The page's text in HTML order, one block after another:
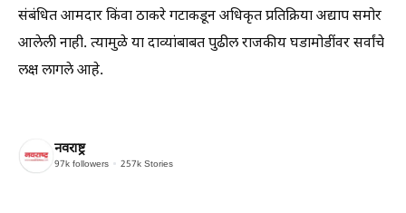
संबंधित आमदार किंवा ठाकरे गटाकडून अधिकृत प्रतिक्रिया अद्याप समोर
आलेली नाही. त्यामुळे या दाव्यांबाबत पुढील राजकीय घडामोडींवर सर्वांचे
लक्ष लागले आहे.
नवराष्ट्र
97k followers 257k Stories